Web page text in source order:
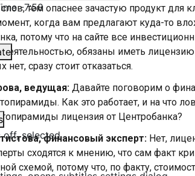
-7:58
off, selected
тем опаснее зачастую продукт
когда вам предлагают куда-то
потому что на сайте все
обязаны иметь
нет, сразу стоит отказаться.
ведущая: Давайте поговорим о
Как это работает, и на что
лицензия от Центробанка?
финансовый эксперт: Нет,
сходятся к мнению, что сам факт
схемой, потому что, по факту,